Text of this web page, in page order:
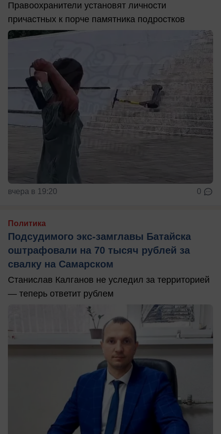
Правоохранители установят личности
причастных к порче памятника подростков
вчера в 19:20 0
Политика
Подсудимого экс-замглавы Батайска
оштрафовали на 70 тысяч рублей за
свалку на Самарском
Станислав Калганов не уследил за территорией
— теперь ответит рублем